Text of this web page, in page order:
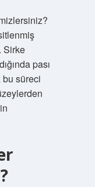
Sirke
pası
bu süreci